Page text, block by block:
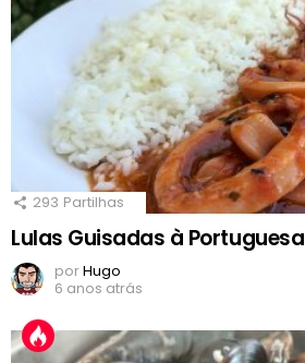
293 Partilhas
Lulas Guisadas à Portuguesa
porHugo
6 anos atrás